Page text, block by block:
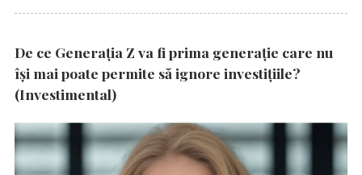
De ce Generația Z va fi prima generație care nu
își mai poate permite să ignore investițiile?
(Investimental)